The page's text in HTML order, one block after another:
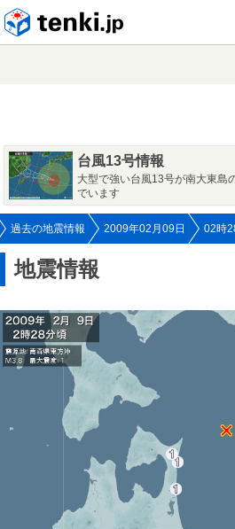
台風13号情報
大型で強い台風13号が南大東島
でいます
過去の地震情報 2009年02月09日 02時
地震情報